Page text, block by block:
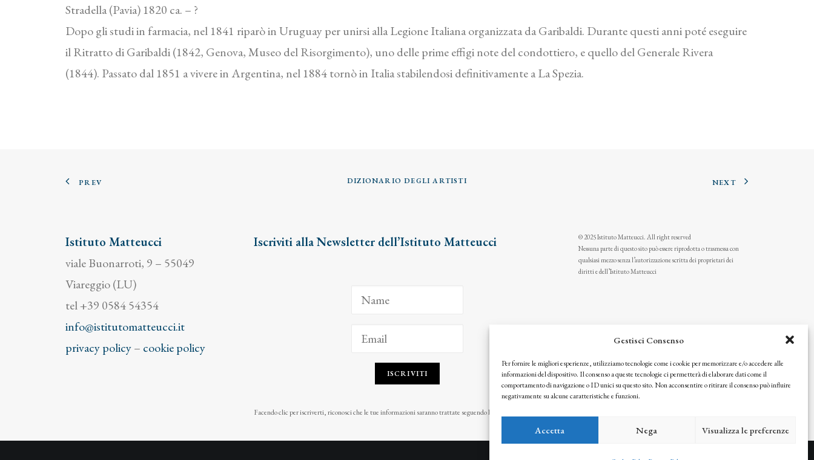
Gestisci Consenso
Per fornire le migliori esperienze, utilizziamo tecnologie come i cookie per memorizzare e/o accedere alle
informazioni del dispositivo. Il consenso a queste tecnologie ci permetterà di elaborare dati come il
comportamento di navigazione o ID unici su questo sito. Non acconsentire o ritirare il consenso può influire
negativamente su alcune caratteristiche e funzioni.
Accetta Nega Visualizza le preferenze
Stradella (Pavia) 1820 ca. – ?
Dopo gli studi in farmacia, nel 1841 riparò in Uruguay per unirsi alla Legione Italiana organizzata da Garibaldi. Durante questi anni poté eseguire
il Ritratto di Garibaldi (1842, Genova, Museo del Risorgimento), uno delle prime effigi note del condottiero, e quello del Generale Rivera
(1844). Passato dal 1851 a vivere in Argentina, nel 1884 tornò in Italia stabilendosi definitivamente a La Spezia.
PREV DIZIONARIO DEGLI ARTISTI NEXT
Istituto Matteucci
viale Buonarroti, 9 – 55049
Viareggio (LU)
tel +39 0584 54354
info@istitutomatteucci.it
privacy policy– cookie policy
Iscriviti alla Newsletter dell’Istituto Matteucci
ISCRIVITI
Facendo clic per iscriverti, riconosci che le tue informazioni saranno trattate seguendo la nostra
© 2025 Istituto Matteucci. All right reserved
Nessuna parte di questo sito può essere riprodotta o trasmessa con
qualsiasi mezzo senza l’autorizzazione scritta dei proprietari dei
diritti e dell’Istituto Matteucci